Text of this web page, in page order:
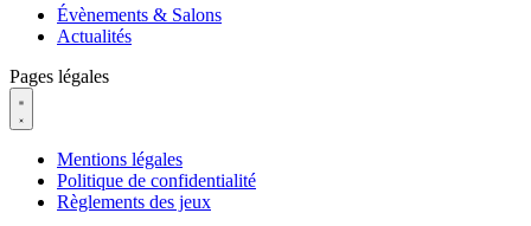
Évènements & Salons
Actualités
Pages légales
Mentions légales
Politique de confidentialité
Règlements des jeux